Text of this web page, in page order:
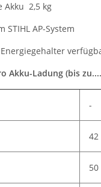
Akku 2,5 kg
AP-System
Akku-Ladung (bis
-
42